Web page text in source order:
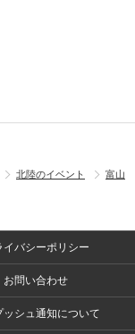
北陸のイベント
富山
イバシーポリシー
お問い合わせ
ッシュ通知について